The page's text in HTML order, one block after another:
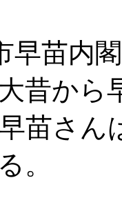
早苗内
昔から
苗さん
。